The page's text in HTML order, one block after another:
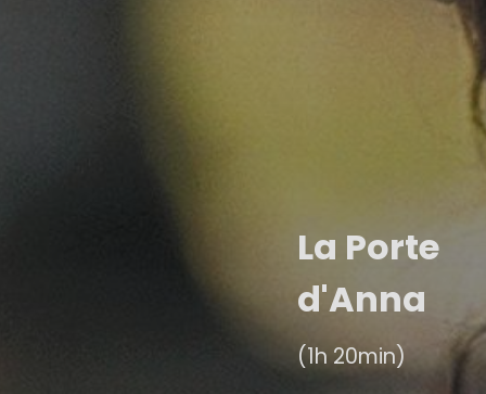
La Porte
d'Anna
(1h 20min)